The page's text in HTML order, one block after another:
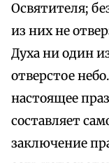
Освятителя;
из них не
Духа ни один
отверстое
настоящее
составляет
заключение